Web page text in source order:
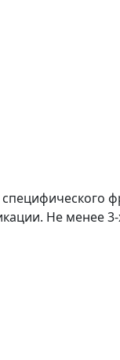
Не менее